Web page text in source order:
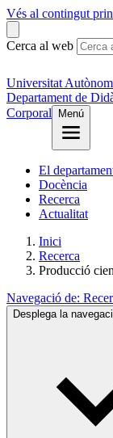
Vés al contingut
Cerca al web
Universitat
Departament de
Corporal
Menú
El
Docència
Recerca
Actualitat
Inici
Recerca
Producció
Navegació de:
Desplega la